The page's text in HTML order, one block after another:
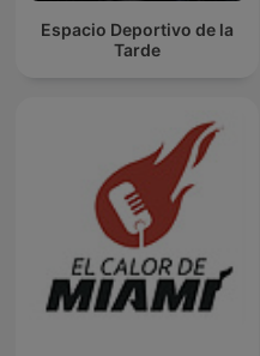
Espacio Deportivo de la
Tarde